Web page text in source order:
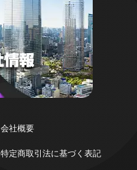
会社概要
特定商取引法に基づく表記